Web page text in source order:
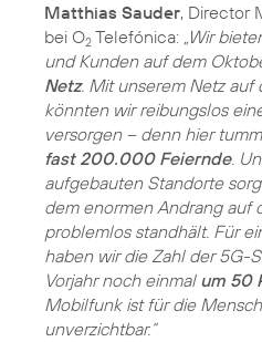
Matthias Sauder, Director
bei O2 Telefónica: „Wir
und Kunden auf dem
Netz. Mit unserem Netz auf
könnten wir reibungslos
versorgen – denn hier
fast 200.000 Feiernde.
aufgebauten Standorte
dem enormen Andrang auf
problemlos standhält. Für
haben wir die Zahl der 5G-
Vorjahr noch einmal um 50
Mobilfunk ist für die
unverzichtbar.“